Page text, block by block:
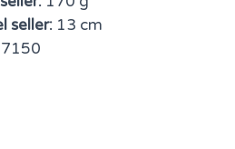
seller: 13 cm